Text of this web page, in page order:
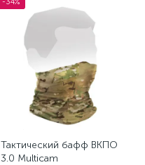
Тактический бафф ВКПО
3.0 Multicam